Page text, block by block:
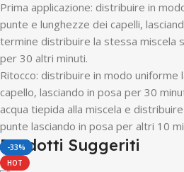
Prima applicazione: distribuire in
punte e lunghezze dei capelli,
termine distribuire la stessa miscela
per 30 altri minuti.
Ritocco: distribuire in modo uniforme
capello, lasciando in posa per 30
acqua tiepida alla miscela e
punte lasciando in posa per altri 10
Prodotti Suggeriti
-50%
-12%
-29%
-27%
-39%
HOT
-33%